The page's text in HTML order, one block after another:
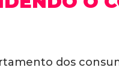
dos